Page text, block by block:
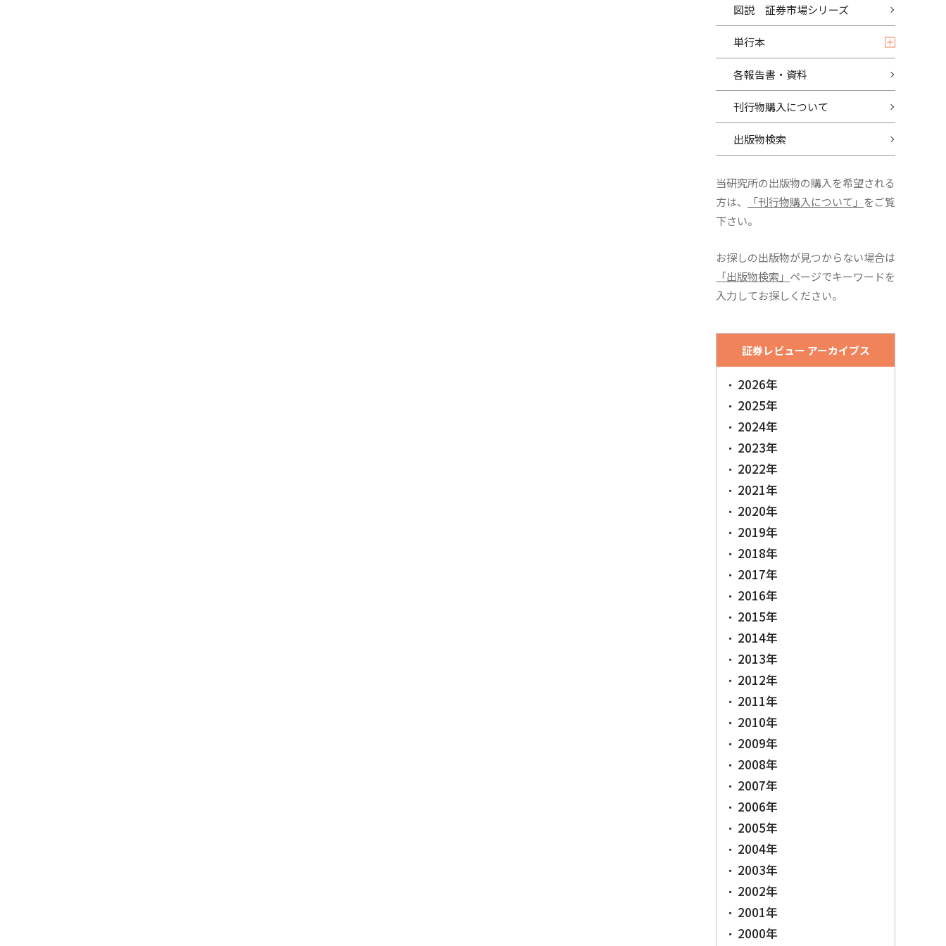
図説 証券市場シリーズ
単行本
各報告書・資料
刊行物購入について
出版物検索
当研究所の出版物の購入を希望される
方は、
「刊行物購入について」 をご覧
下さい。
お探しの出版物が見つからない場合は
「出版物検索」 ページでキーワードを
入力してお探しください。
証券レビュー アーカイブス
2026年
2025年
2024年
2023年
2022年
2021年
2020年
2019年
2018年
2017年
2016年
2015年
2014年
2013年
2012年
2011年
2010年
2009年
2008年
2007年
2006年
2005年
2004年
2003年
2002年
2001年
2000年